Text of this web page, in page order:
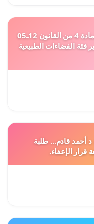
دعم ملف تفعيل النصوص التنظيمية للمادة 4 من القانون 12ـ05
فئة الفضاءات الطبيعية
د أحمد قادم... طلبة
قرار الإعفاء.